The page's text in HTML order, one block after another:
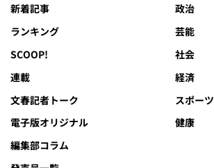
新着記事
ランキング
SCOOP!
連載
文春記者トーク
電子版オリジナル
編集部コラム
政治
芸能
社会
経済
スポーツ
健康